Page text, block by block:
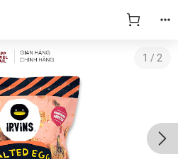
1 / 2